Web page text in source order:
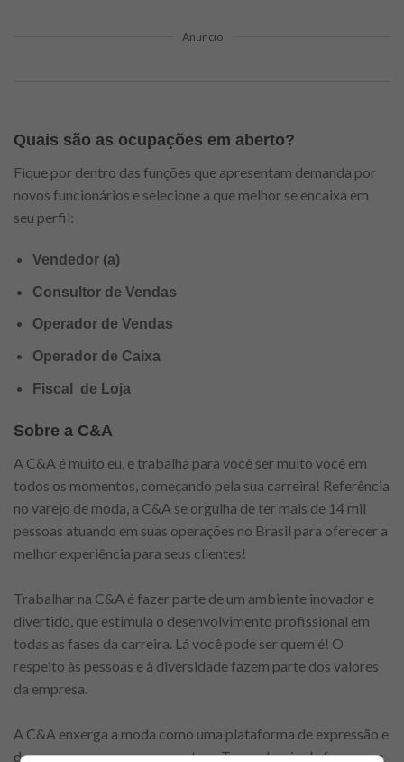
Anuncio
Quais são as ocupações em aberto?
Fique por dentro das funções que apresentam demanda por
novos funcionários e selecione a que melhor se encaixa em
seu perfil:
Vendedor (a)
Consultor de Vendas
Operador de Vendas
Operador de Caixa
Fiscal de Loja
Sobre a C&A
A C&A é muito eu, e trabalha para você ser muito você em
todos os momentos, começando pela sua carreira! Referência
no varejo de moda, a C&A se orgulha de ter mais de 14 mil
pessoas atuando em suas operações no Brasil para oferecer a
melhor experiência para seus clientes!
Trabalhar na C&A é fazer parte de um ambiente inovador e
divertido, que estimula o desenvolvimento profissional em
todas as fases da carreira. Lá você pode ser quem é! O
respeito às pessoas e à diversidade fazem parte dos valores
da empresa.
A C&A enxerga a moda como uma plataforma de expressão e
de como as pessoas se conectam. Tem o desejo de fazer uma